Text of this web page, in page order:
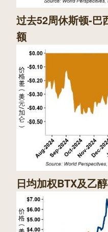
过去52周休斯顿-巴
额
日均加权BTX及乙